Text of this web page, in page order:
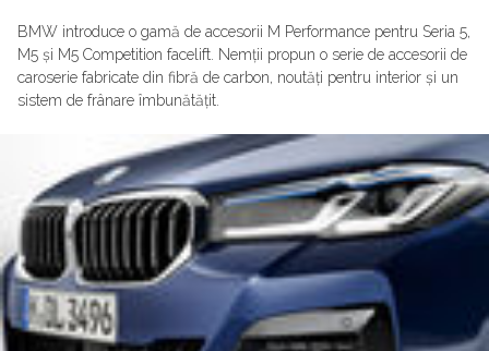
BMW introduce o gamă de accesorii M Performance pentru Seria 5,
M5 și M5 Competition facelift. Nemții propun o serie de accesorii de
caroserie fabricate din fibră de carbon, noutăți pentru interior și un
sistem de frânare îmbunătățit.